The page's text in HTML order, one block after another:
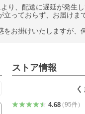
り、配送に遅延が発生し
っておらず、お届けま
をお掛けいたしますが、
ストア情報
4.68（95件）